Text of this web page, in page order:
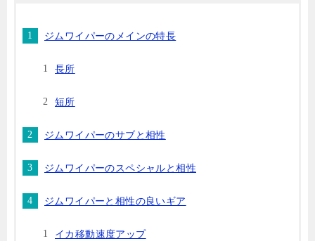
ジムワイパーのメインの特長
長所
短所
ジムワイパーのサブと相性
ジムワイパーのスペシャルと相性
ジムワイパーと相性の良いギア
イカ移動速度アップ